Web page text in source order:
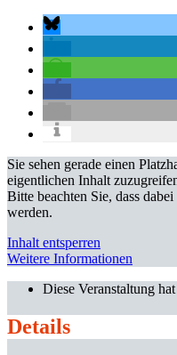
Sie sehen gerade einen
eigentlichen Inhalt
Bitte beachten Sie, dass
werden.
Inhalt entsperren
Weitere Informationen
Diese Veranstaltung
Details